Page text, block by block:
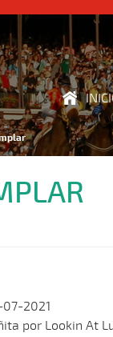
2021
por Lookin At